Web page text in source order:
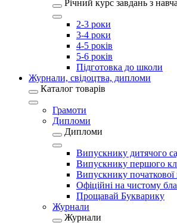
Річний курс завдань з
2-3 роки
3-4 роки
4-5 років
5-6 років
Підготовка до школи
Журнали, свідоцтва, дипломи
Каталог товарів
Грамоти
Дипломи
Дипломи
Випускнику дитячого
Випускнику першого
Випускнику
Офіційні на чистому
Прощавай Букварику
Журнали
Журнали